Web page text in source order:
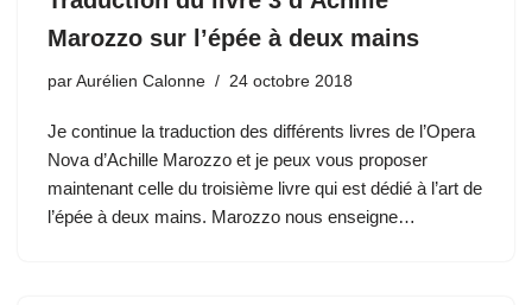
Marozzo sur l’épée à deux mains
par Aurélien Calonne 24 octobre 2018
Je continue la traduction des différents livres de l’Opera
Nova d’Achille Marozzo et je peux vous proposer
maintenant celle du troisième livre qui est dédié à l’art de
l’épée à deux mains. Marozzo nous enseigne…